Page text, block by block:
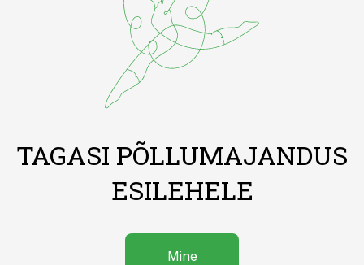
TAGASI PÕLLUMAJANDUS
ESILEHELE
Mine